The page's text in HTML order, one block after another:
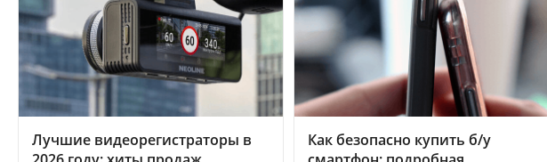
Лучшие видеорегистраторы в
Как безопасно купить б/у